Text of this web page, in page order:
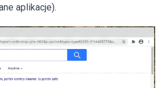
aplikacje).